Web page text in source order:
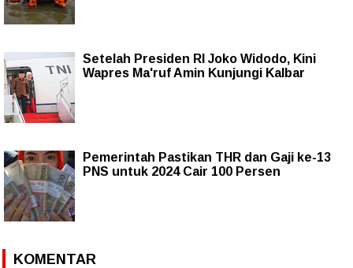
Setelah Presiden RI Joko Widodo, Kini
Wapres Ma'ruf Amin Kunjungi Kalbar
Pemerintah Pastikan THR dan Gaji ke-13
PNS untuk 2024 Cair 100 Persen
KOMENTAR